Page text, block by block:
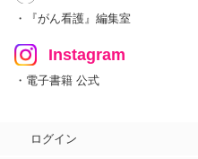
・『がん看護』編集室
Instagram
・電子書籍 公式
ログイン